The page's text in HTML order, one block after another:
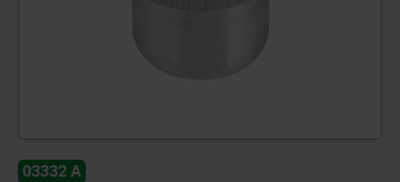
03332 A